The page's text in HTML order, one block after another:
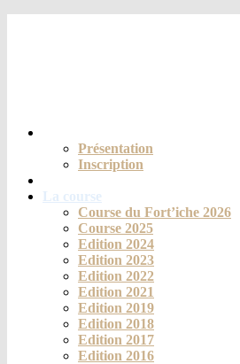
Présentation
Inscription
La course
Course du Fort’iche 2026
Course 2025
Edition 2024
Edition 2023
Edition 2022
Edition 2021
Edition 2019
Edition 2018
Edition 2017
Edition 2016